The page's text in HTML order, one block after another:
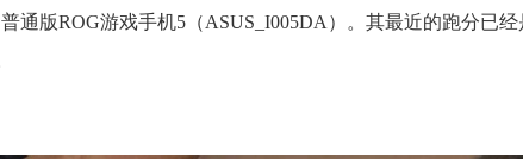
通版ROG游戏手机5（ASUS_I005DA）。其最近的跑分已经